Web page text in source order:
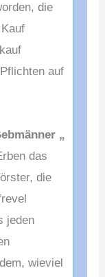
die
auf
„
das
die
jeden
wieviel